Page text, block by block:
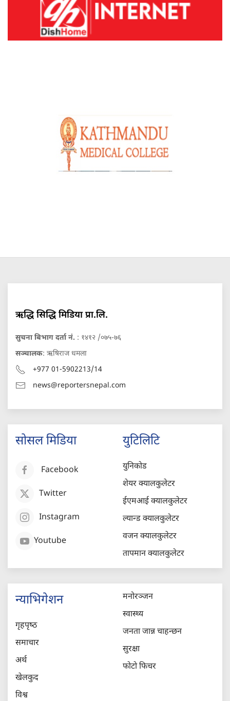
ऋद्धि सिद्धि मिडिया प्रा.लि.
सुचना बिभाग दर्ता नं. : १४१२ /०७५-७६
सञ्चालक: ऋषिराज धमला
+977 01-5902213/14
news@reportersnepal.com
सोसल मिडिया
Facebook
Twitter
Instagram
Youtube
युटिलिटि
युनिकोड
शेयर क्यालकुलेटर
ईएमआई क्यालकुलेटर
ल्यान्ड क्यालकुलेटर
वजन क्यालकुलेटर
तापमान क्यालकुलेटर
न्याभिगेशन
गृहपृष्‍ठ
समाचार
अर्थ
खेलकुद
विश्व
मनोरञ्जन
स्वास्थ्य
जनता जान्न चाहन्छन
सुरक्षा
फोटो फिचर